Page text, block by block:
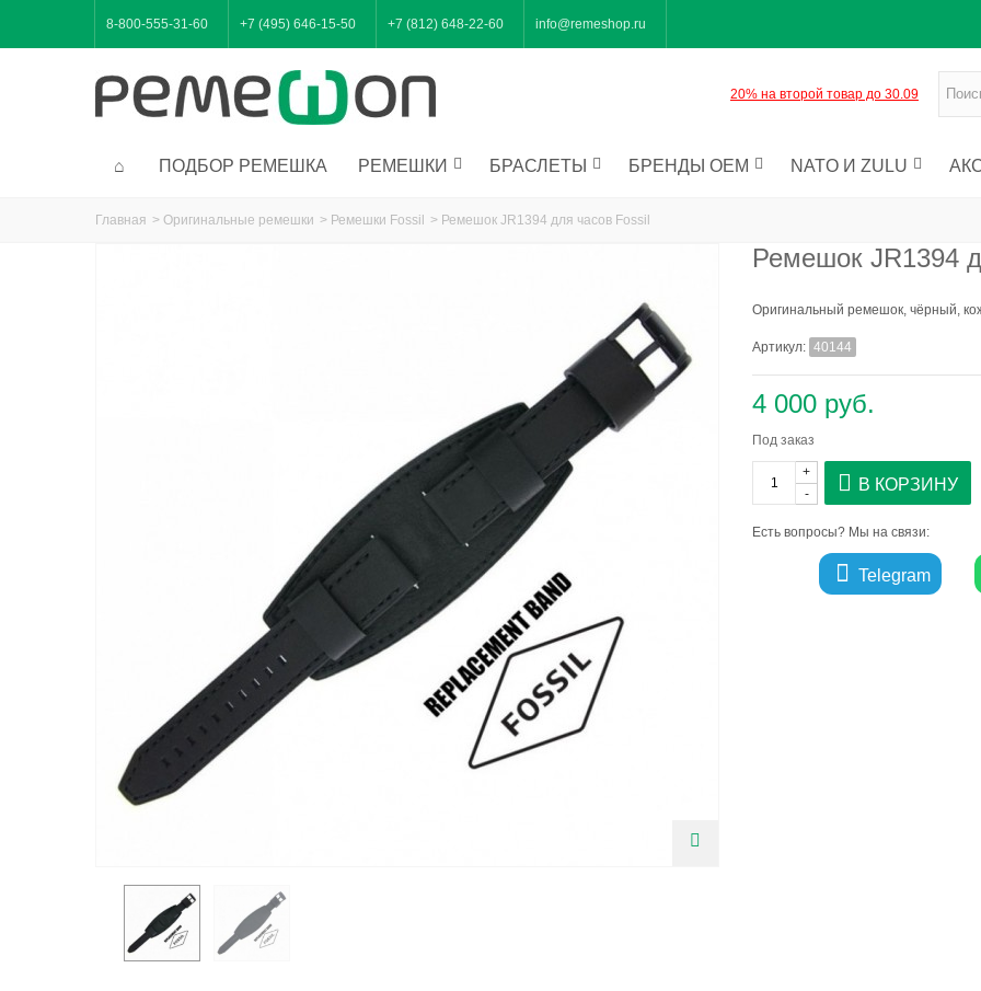
8-800-555-31-60 +7 (495) 646-15-50 +7 (812) 648-22-60 info@remeshop.ru
20% на второй товар до 30.09
ПОДБОР РЕМЕШКА РЕМЕШКИ БРАСЛЕТЫ БРЕНДЫ OEM NATO И ZULU
Главная > Оригинальные ремешки > Ремешки Fossil > Ремешок JR1394 для часов Fossil
Ремешок JR1394
Оригинальный ремешок, чёрный,
Артикул: 40144
4 000 руб.
Под заказ
-
+
В КОРЗИНУ
Есть вопросы? Мы на связи:
Telegram